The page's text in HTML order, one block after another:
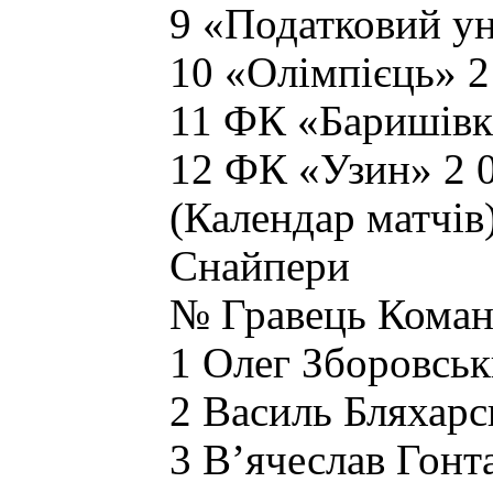
9 «Податковий
10 «Олімпієць»
11 ФК
12 ФК «Узин» 2
(Календар
Снайпери
№ Гравець
1 Олег
2 Василь
3 В’ячеслав